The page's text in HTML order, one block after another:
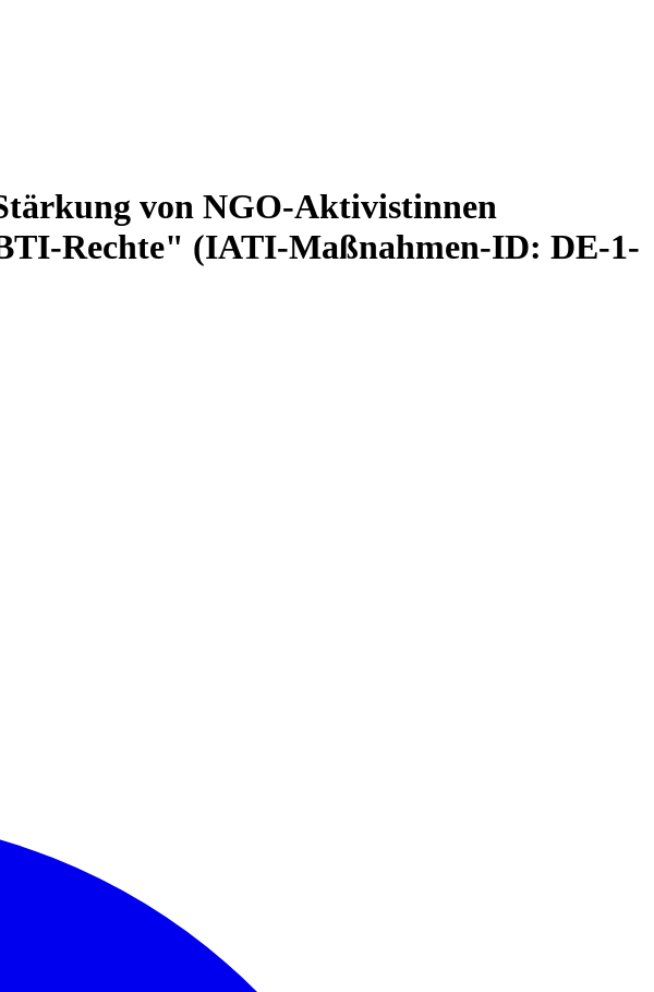
von NGO-Aktivistinnen
Rechte" (IATI-Maßnahmen-ID: DE-1-